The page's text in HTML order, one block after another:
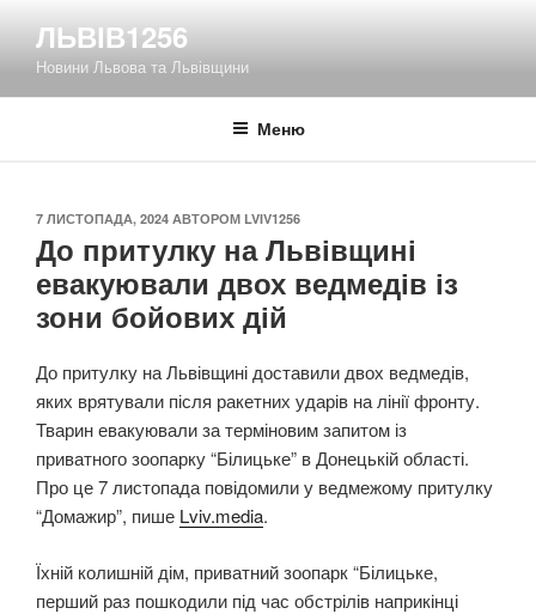
вмісту
ЛЬВІВ1256
Новини Львова та Львівщини
Меню
ОПУБЛІКОВАНО
7 ЛИСТОПАДА, 2024 АВТОРОМ LVIV1256
До притулку на Львівщині
евакуювали двох ведмедів із
зони бойових дій
До притулку на Львівщині доставили двох ведмедів,
яких врятували після ракетних ударів на лінії фронту.
Тварин евакуювали за терміновим запитом із
приватного зоопарку “Білицьке” в Донецькій області.
Про це 7 листопада повідомили у ведмежому притулку
“Домажир”, пише Lviv.media.
Їхній колишній дім, приватний зоопарк “Білицьке,
перший раз пошкодили під час обстрілів наприкінці